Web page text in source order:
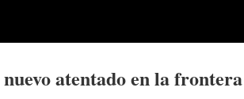
atentado en la